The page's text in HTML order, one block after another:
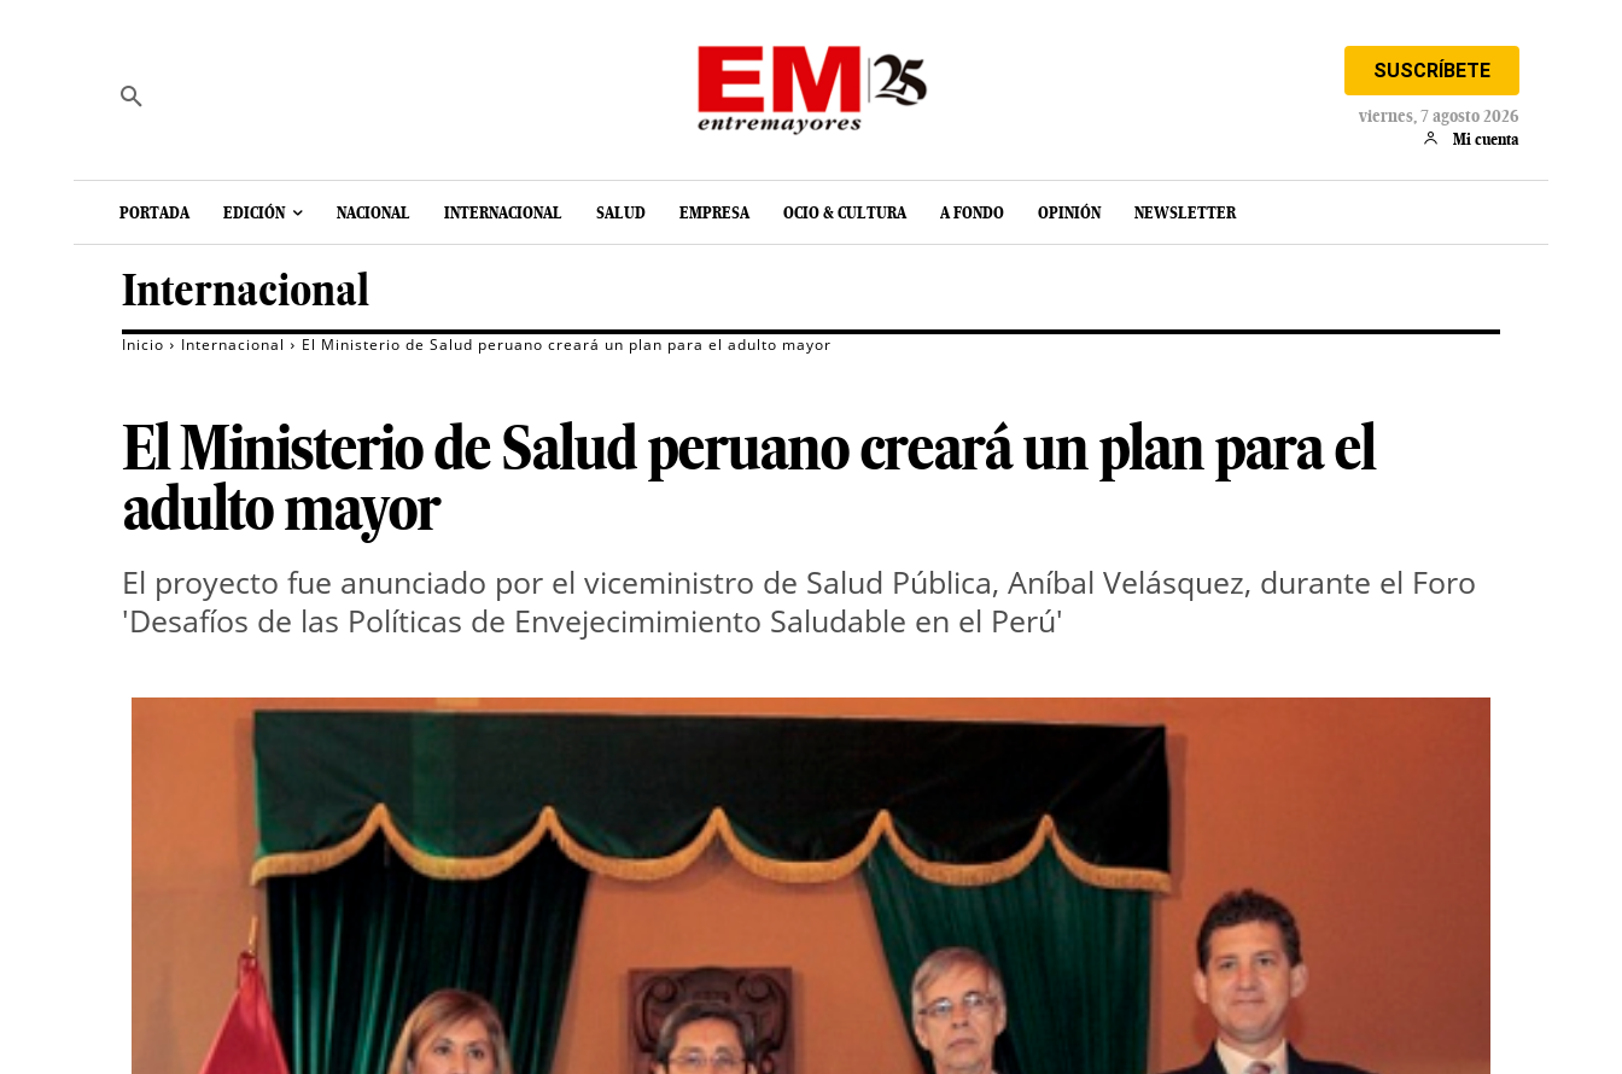
SUSCRÍBETE
viernes, 7 agosto 2026
Mi cuenta
PORTADA EDICIÓN NACIONAL INTERNACIONAL SALUD EMPRESA OCIO & CULTURA A FONDO OPINIÓN NEWSLETTER
Internacional
Inicio Internacional El Ministerio de Salud peruano creará un plan para el adulto mayor
El Ministerio de Salud peruano creará un plan para el
adulto mayor
El proyecto fue anunciado por el viceministro de Salud Pública, Aníbal Velásquez, durante el Foro
'Desafíos de las Políticas de Envejecimimiento Saludable en el Perú'